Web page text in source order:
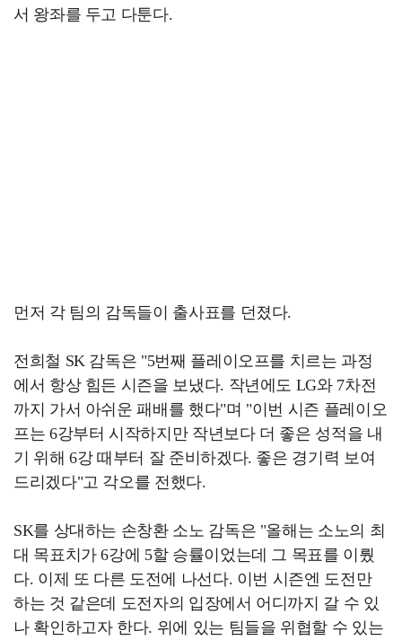
서 왕좌를 두고 다툰다.
먼저 각 팀의 감독들이 출사표를 던졌다.
전희철 SK 감독은 "5번째 플레이오프를 치르는 과정
에서 항상 힘든 시즌을 보냈다. 작년에도 LG와 7차전
까지 가서 아쉬운 패배를 했다"며 "이번 시즌 플레이오
프는 6강부터 시작하지만 작년보다 더 좋은 성적을 내
기 위해 6강 때부터 잘 준비하겠다. 좋은 경기력 보여
드리겠다"고 각오를 전했다.
SK를 상대하는 손창환 소노 감독은 "올해는 소노의 최
대 목표치가 6강에 5할 승률이었는데 그 목표를 이뤘
다. 이제 또 다른 도전에 나선다. 이번 시즌엔 도전만
하는 것 같은데 도전자의 입장에서 어디까지 갈 수 있
나 확인하고자 한다. 위에 있는 팀들을 위협할 수 있는